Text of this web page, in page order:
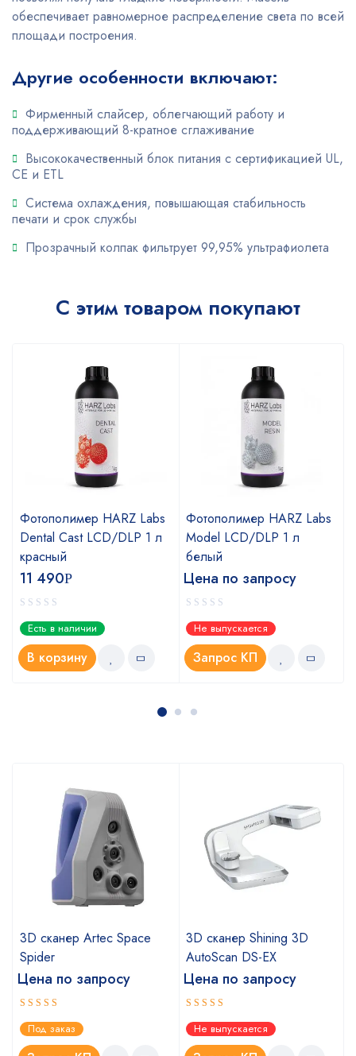
обеспечивает равномерное распределение света по всей
площади построения.
Другие особенности включают:
Фирменный слайсер, облегчающий работу и
поддерживающий 8-кратное сглаживание
Высококачественный блок питания с сертификацией UL,
CE и ETL
Система охлаждения, повышающая стабильность
печати и срок службы
Прозрачный колпак фильтрует 99,95% ультрафиолета
С этим товаром покупают
Фотополимер HARZ Labs
Dental Cast LCD/DLP 1 л
красный
11 490Р
Есть в наличии
В корзину
Фотополимер HARZ Labs
Model LCD/DLP 1 л
белый
Цена по запросу
Не выпускается
Запрос КП
3D сканер Artec Space
Spider
Цена по запросу
Оценка
5.00из 5
Под заказ
3D сканер Shining 3D
AutoScan DS-EX
Цена по запросу
Оценка
4.67из 5
Не выпускается